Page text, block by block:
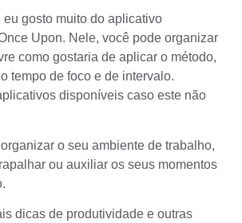
eu gosto muito do aplicativo
Upon. Nele, você pode organizar
como gostaria de aplicar o método,
tempo de foco e de intervalo.
disponíveis caso este não
organizar o seu ambiente de trabalho,
ou auxiliar os seus momentos
dicas de produtividade e outras